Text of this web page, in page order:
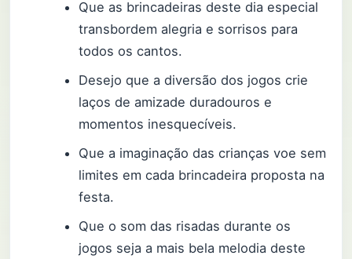
Que as brincadeiras deste dia especial
transbordem alegria e sorrisos para
todos os cantos.
Desejo que a diversão dos jogos crie
laços de amizade duradouros e
momentos inesquecíveis.
Que a imaginação das crianças voe sem
limites em cada brincadeira proposta na
festa.
Que o som das risadas durante os
jogos seja a mais bela melodia deste